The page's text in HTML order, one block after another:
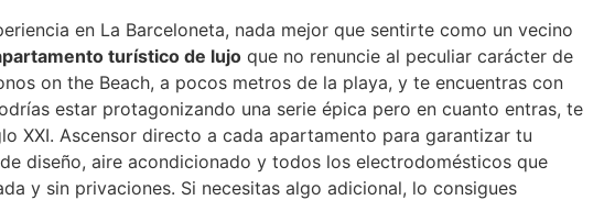
en La Barceloneta, nada mejor que sentirte como un vecino
turístico de lujo que no renuncie al peculiar carácter de
on the Beach, a pocos metros de la playa, y te encuentras con
estar protagonizando una serie épica pero en cuanto entras, te
XXI. Ascensor directo a cada apartamento para garantizar tu
diseño, aire acondicionado y todos los electrodomésticos que
y sin privaciones. Si necesitas algo adicional, lo consigues